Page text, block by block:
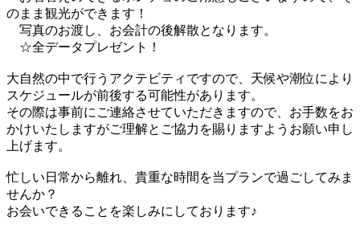
のまま観光ができます！
写真のお渡し、お会計の後解散となります。
☆全データプレゼント！
大自然の中で行うアクテビティですので、天候や潮位により
スケジュールが前後する可能性があります。
その際は事前にご連絡させていただきますので、お手数をお
かけいたしますがご理解とご協力を賜りますようお願い申し
上げます。
忙しい日常から離れ、貴重な時間を当プランで過ごしてみま
せんか？
お会いできることを楽しみにしております♪